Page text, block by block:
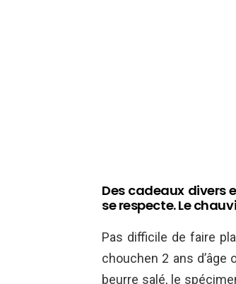
Des cadeaux divers
se respecte. Le
Pas difficile de faire
chouchen 2 ans d’âge
beurre salé, le